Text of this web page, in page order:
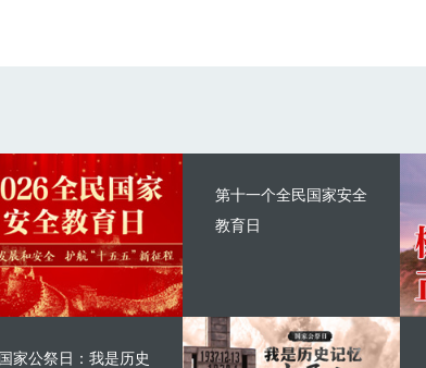
第十一个全民国家安全
教育日
国家公祭日：我是历史